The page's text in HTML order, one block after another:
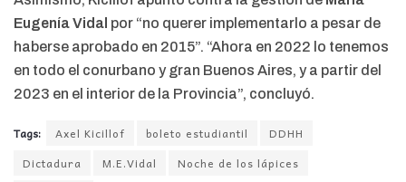
Eugenía Vidal por “no querer implementarlo a pesar de
haberse aprobado en 2015”. “Ahora en 2022 lo tenemos
en todo el conurbano y gran Buenos Aires, y a partir del
2023 en el interior de la Provincia”, concluyó.
Tags: Axel Kicillof boleto estudiantil
DDHH
Dictadura
M.E.Vidal
Noche de los lápices